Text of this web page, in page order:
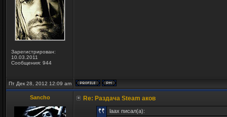
Зарегистрирован:
10.03.2011
Сообщения: 944
Пт Дек 28, 2012 12:09 am
Sancho Re: Раздача Steam аков
laax писал(а):